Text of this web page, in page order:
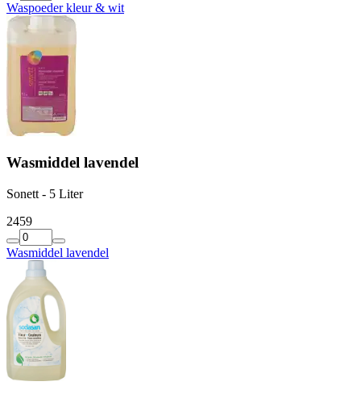
Waspoeder kleur & wit
Wasmiddel lavendel
Sonett - 5 Liter
2459
Wasmiddel lavendel